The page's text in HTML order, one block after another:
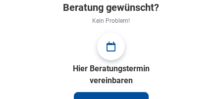
Beratung gewünscht?
Kein Problem!
Hier Beratungstermin
vereinbaren